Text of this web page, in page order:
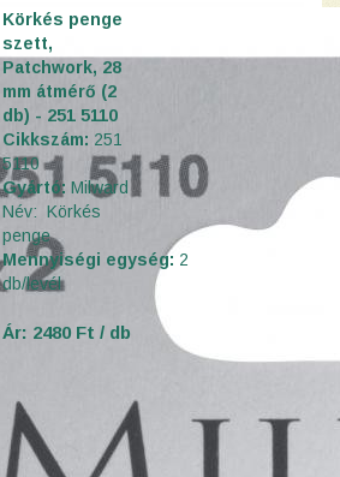
Körkés penge
szett,
Patchwork, 28
mm átmérő (2
db) - 251 5110
Cikkszám: 251
5110
Gyártó: Milward
Név: Körkés
penge
Mennyiségi egység: 2
d b/levél
Ár: 2480 Ft / db